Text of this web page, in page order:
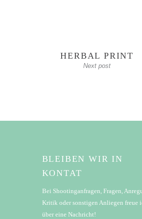
HERBAL PRINT
Next post
BLEIBEN WIR IN
KONTAT
Bei Shootinganfragen, Fragen,
Kritik oder sonstigen Anliegen freue
über eine Nachricht!